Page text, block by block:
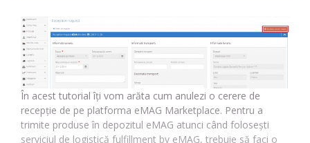
În acest tutorial îți vom arăta cum anulezi o cerere de
recepție de pe platforma eMAG Marketplace. Pentru a
trimite produse în depozitul eMAG atunci când folosești
serviciul de logistică fulfillment by eMAG, trebuie să faci o